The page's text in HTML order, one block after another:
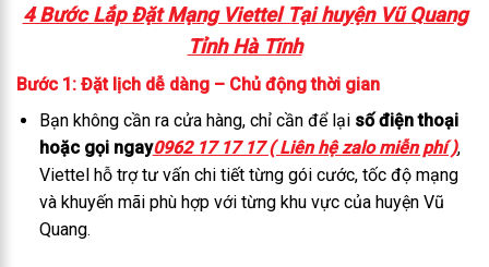
4 Bước Lắp Đặt Mạng Viettel Tại huyện Vũ Quang
Tỉnh Hà Tĩnh
Bước 1: Đặt lịch dễ dàng – Chủ động thời gian
Bạn không cần ra cửa hàng, chỉ cần để lại số điện thoại
hoặc gọi ngay0962 17 17 17 ( Liên hệ zalo miễn phí ),
Viettel hỗ trợ tư vấn chi tiết từng gói cước, tốc độ mạng
và khuyến mãi phù hợp với từng khu vực của huyện Vũ
Quang.